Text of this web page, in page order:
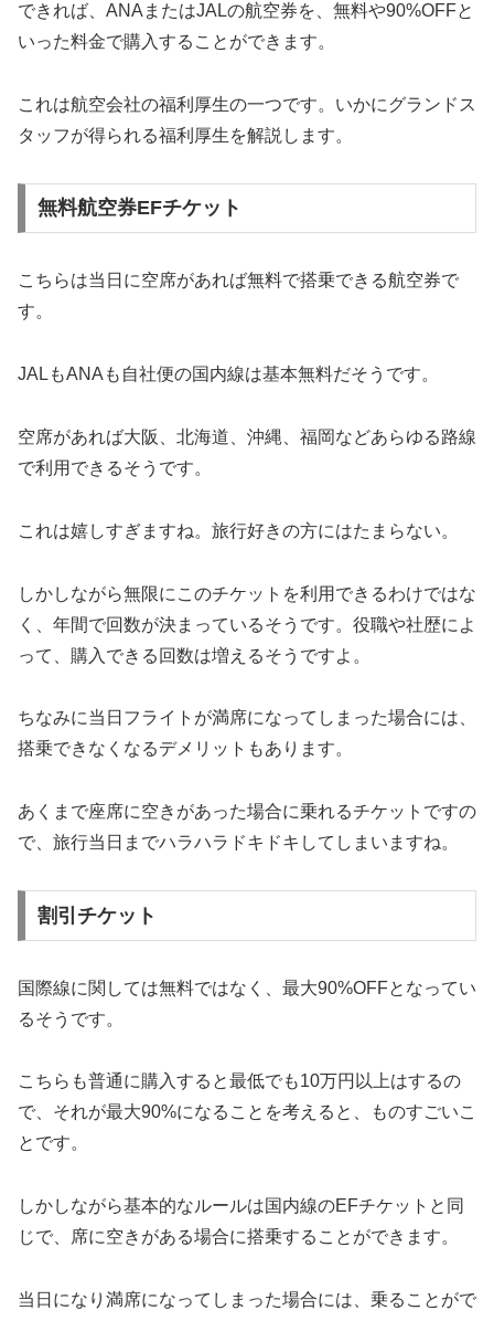
できれば、ANAまたはJALの航空券を、無料や90%OFFと
いった料金で購入することができます。
これは航空会社の福利厚生の一つです。いかにグランドス
タッフが得られる福利厚生を解説します。
無料航空券EFチケット
こちらは当日に空席があれば無料で搭乗できる航空券で
す。
JALもANAも自社便の国内線は基本無料だそうです。
空席があれば大阪、北海道、沖縄、福岡などあらゆる路線
で利用できるそうです。
これは嬉しすぎますね。旅行好きの方にはたまらない。
しかしながら無限にこのチケットを利用できるわけではな
く、年間で回数が決まっているそうです。役職や社歴によ
って、購入できる回数は増えるそうですよ。
ちなみに当日フライトが満席になってしまった場合には、
搭乗できなくなるデメリットもあります。
あくまで座席に空きがあった場合に乗れるチケットですの
で、旅行当日までハラハラドキドキしてしまいますね。
割引チケット
国際線に関しては無料ではなく、最大90%OFFとなってい
るそうです。
こちらも普通に購入すると最低でも10万円以上はするの
で、それが最大90%になることを考えると、ものすごいこ
とです。
しかしながら基本的なルールは国内線のEFチケットと同
じで、席に空きがある場合に搭乗することができます。
当日になり満席になってしまった場合には、乗ることがで